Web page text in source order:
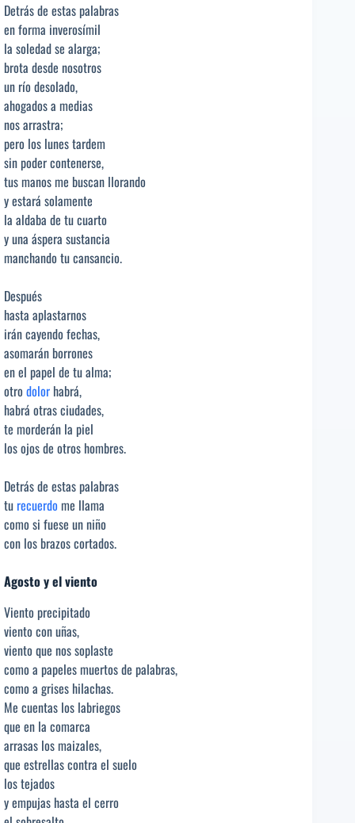
Detrás de estas palabras
en forma inverosímil
la soledad se alarga;
brota desde nosotros
un río desolado,
ahogados a medias
nos arrastra;
pero los lunes tardem
sin poder contenerse,
tus manos me buscan llorando
y estará solamente
la aldaba de tu cuarto
y una áspera sustancia
manchando tu cansancio.
Después
hasta aplastarnos
irán cayendo fechas,
asomarán borrones
en el papel de tu alma;
otro dolor habrá,
habrá otras ciudades,
te morderán la piel
los ojos de otros hombres.
Detrás de estas palabras
tu recuerdo me llama
como si fuese un niño
con los brazos cortados.
Agosto y el viento
Viento precipitado
viento con uñas,
viento que nos soplaste
como a papeles muertos de palabras,
como a grises hilachas.
Me cuentas los labriegos
que en la comarca
arrasas los maizales,
que estrellas contra el suelo
los tejados
y empujas hasta el cerro